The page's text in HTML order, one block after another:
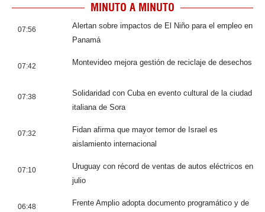
MINUTO A MINUTO
07:56
Alertan sobre impactos de El Niño para el empleo en
Panamá
07:42 Montevideo mejora gestión de reciclaje de desechos
07:38
Solidaridad con Cuba en evento cultural de la ciudad
italiana de Sora
07:32
Fidan afirma que mayor temor de Israel es
aislamiento internacional
07:10
Uruguay con récord de ventas de autos eléctricos en
julio
06:48
Frente Amplio adopta documento programático y de